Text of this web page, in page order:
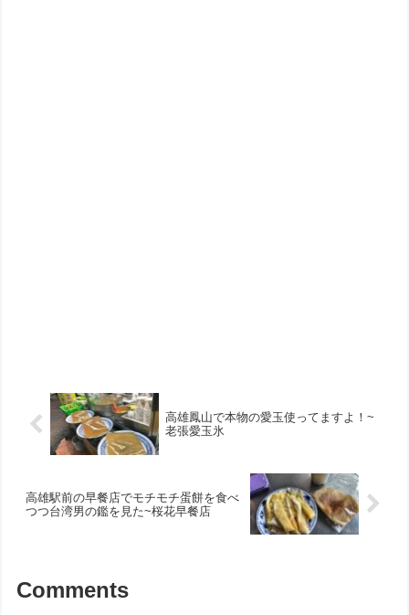
高雄鳳山で本物の愛玉使ってますよ！~
老張愛玉氷
高雄駅前の早餐店でモチモチ蛋餅を食べ
つつ台湾男の鑑を見た~桜花早餐店
Comments